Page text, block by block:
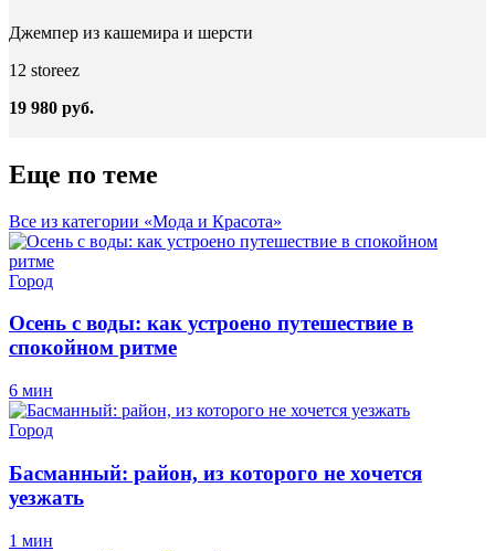
Джемпер из кашемира и шерсти
12 storeez
19 980 руб.
Еще по теме
Все из категории «Мода и Красота»
Город
Осень с воды: как устроено путешествие в
спокойном ритме
6 мин
Город
Басманный: район, из которого не хочется
уезжать
1 мин